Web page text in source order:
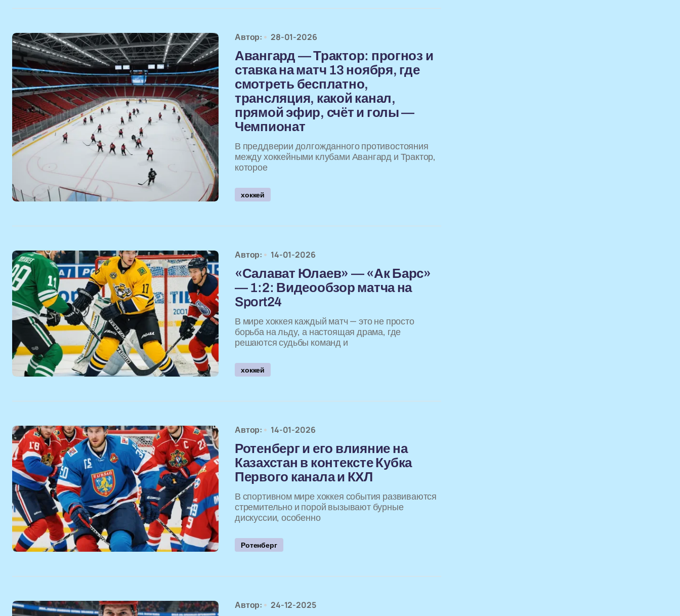
Автор: 28-01-2026
Авангард — Трактор: прогноз и
ставка на матч 13 ноября, где
смотреть бесплатно,
трансляция, какой канал,
прямой эфир, счёт и голы —
Чемпионат
В преддверии долгожданного противостояния
между хоккейными клубами Авангард и Трактор,
которое
хоккей
Автор: 14-01-2026
«Салават Юлаев» — «Ак Барс»
— 1:2: Видеообзор матча на
Sport24
В мире хоккея каждый матч — это не просто
борьба на льду, а настоящая драма, где
решаются судьбы команд и
хоккей
Автор: 14-01-2026
Ротенберг и его влияние на
Казахстан в контексте Кубка
Первого канала и КХЛ
В спортивном мире хоккея события развиваются
стремительно и порой вызывают бурные
дискуссии, особенно
Ротенберг
Автор: 24-12-2025